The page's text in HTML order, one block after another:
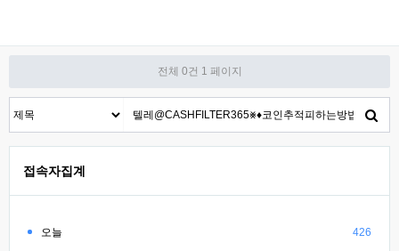
전체 0건 1 페이지
접속자집계
오늘 426